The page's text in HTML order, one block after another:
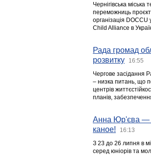
Чернігівська
переможниць
організація
Child Alliance в
Рада громад
розвитку
16:55
Чергове засідання
– низка питань, що
центрів
планів,
Анна Юр'єва —
каное!
16:13
З 23 до 26 липня в
серед юніорів та